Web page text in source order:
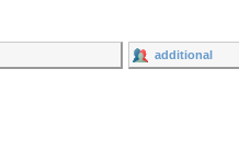
additional